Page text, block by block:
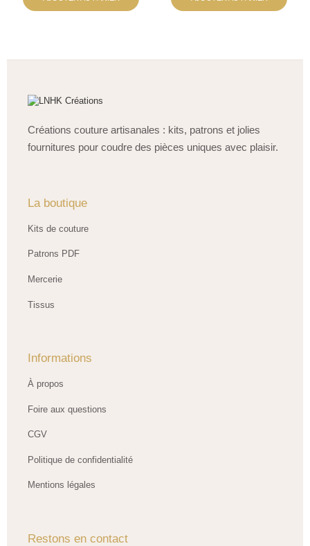
Créations couture artisanales : kits, patrons et jolies
fournitures pour coudre des pièces uniques avec plaisir.
La boutique
Kits de couture
Patrons PDF
Mercerie
Tissus
Informations
À propos
Foire aux questions
CGV
Politique de confidentialité
Mentions légales
Restons en contact